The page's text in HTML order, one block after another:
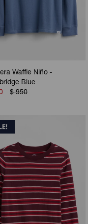
Waffle Niño -
Blue
$ 950